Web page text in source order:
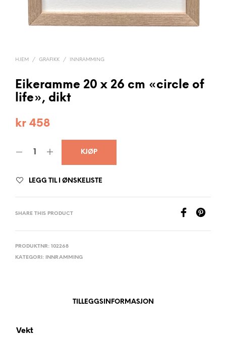
HJEM / GRAFIKK / INNRAMMING
Eikeramme 20 x 26 cm «circle of
life», dikt
kr 458
KJØP
LEGG TIL I ØNSKELISTE
SHARE THIS PRODUCT
PRODUKTNR: 102268
KATEGORI:
INNRAMMING
TILLEGGSINFORMASJON
Vekt